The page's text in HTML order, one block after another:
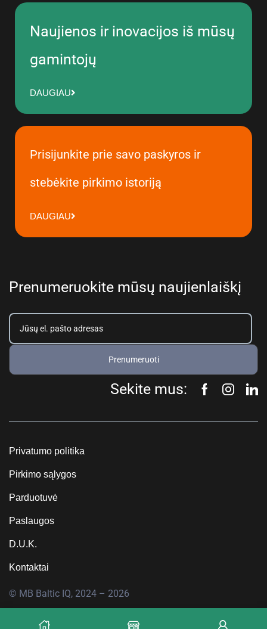
Naujienos ir inovacijos iš mūsų
gamintojų
DAUGIAU
Prisijunkite prie savo paskyros ir
stebėkite pirkimo istoriją
DAUGIAU
Prenumeruokite mūsų naujienlaiškį
Prenumeruoti
Sekite mus:
Privatumo politika
Pirkimo sąlygos
Parduotuvė
Paslaugos
D.U.K.
Kontaktai
© MB Baltic IQ, 2024 – 2026